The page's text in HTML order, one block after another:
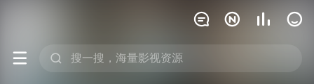
   
 